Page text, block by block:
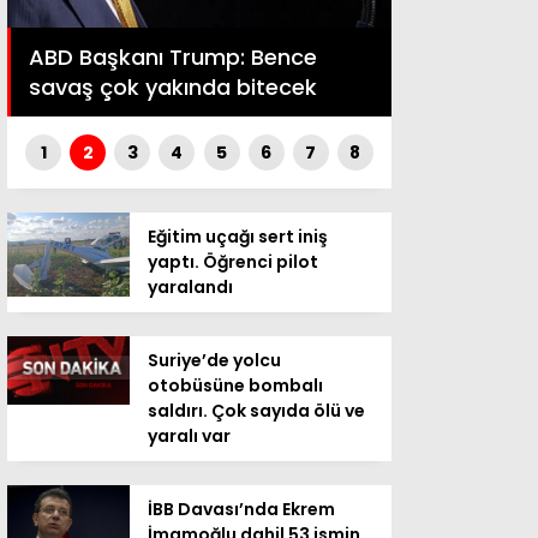
ABD Başkanı Trump: Bence
savaş çok yakında bitecek
1 2 3 4 5 6 7 8
Eğitim uçağı sert iniş
yaptı. Öğrenci pilot
yaralandı
Suriye’de yolcu
otobüsüne bombalı
saldırı. Çok sayıda ölü ve
yaralı var
İBB Davası’nda Ekrem